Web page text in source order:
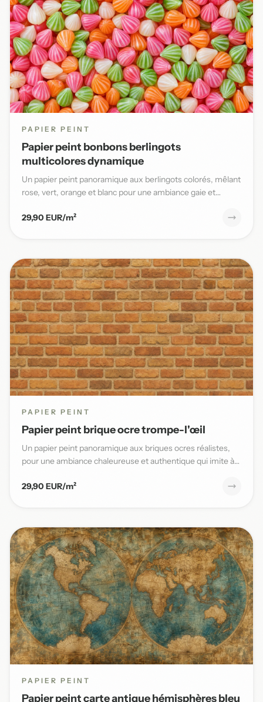
PAPIER PEINT
Papier peint bonbons berlingots
multicolores dynamique
Un papier peint panoramique aux berlingots colorés, mêlant
rose, vert, orange et blanc pour une ambiance gaie et
29,90 EUR/m²
PAPIER PEINT
Papier peint brique ocre trompe-l'œil
Un papier peint panoramique aux briques ocres réalistes,
pour une ambiance chaleureuse et authentique qui imite à
29,90 EUR/m²
PAPIER PEINT
Papier peint carte antique hémisphères bleu